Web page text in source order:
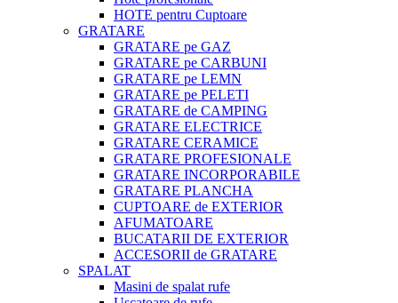
HOTE pentru Cuptoare
GRATARE
GRATARE pe GAZ
GRATARE pe CARBUNI
GRATARE pe LEMN
GRATARE pe PELETI
GRATARE de CAMPING
GRATARE ELECTRICE
GRATARE CERAMICE
GRATARE PROFESIONALE
GRATARE INCORPORABILE
GRATARE PLANCHA
CUPTOARE de EXTERIOR
AFUMATOARE
BUCATARII DE EXTERIOR
ACCESORII de GRATARE
SPALAT
Masini de spalat rufe